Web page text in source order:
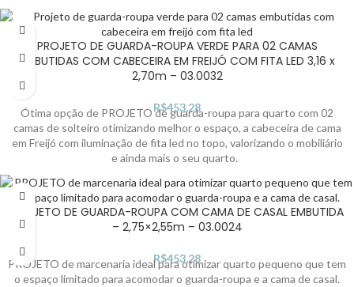
PROJETO DE GUARDA-ROUPA VERDE PARA 02 CAMAS
EMBUTIDAS COM CABECEIRA EM FREIJÓ COM FITA LED 3,16 x
2,70m – 03.0032
R$453,28
Ótima opção de PROJETO de guarda-roupa para quarto com 02
camas de solteiro otimizando melhor o espaço, a cabeceira de cama
em Freijó com iluminação de fita led no topo, valorizando o mobiliário
e ainda mais o seu quarto.
PROJETO DE GUARDA-ROUPA COM CAMA DE CASAL EMBUTIDA
– 2,75×2,55m – 03.0024
R$453,28
PROJETO de marcenaria ideal para otimizar quarto pequeno que tem
o espaço limitado para acomodar o guarda-roupa e a cama de casal.